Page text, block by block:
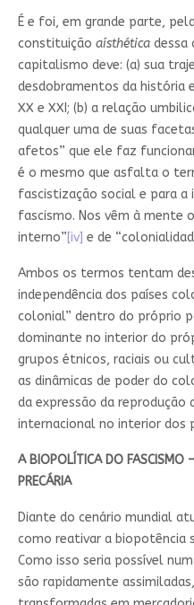
É e foi, em grande parte,
constituição aísthéticadessa
capitalismo deve: (a) sua
desdobramentos da história
XX e XXI; (b) a relação
qualquer uma de suas
afetos” que ele faz
é o mesmo que asfalta o
fascistização social e para
fascismo. Nos vêm à mente
interno”[iv] e de
Ambos os termos tentam
independência dos países
colonial” dentro do próprio
dominante no interior do
grupos étnicos, raciais ou
as dinâmicas de poder do
da expressão da
internacional no interior dos
A BIOPOLÍTICA DO FASCISMO
PRECÁRIA
Diante do cenário mundial
como reativar a biopotência
Como isso seria possível
são rapidamente